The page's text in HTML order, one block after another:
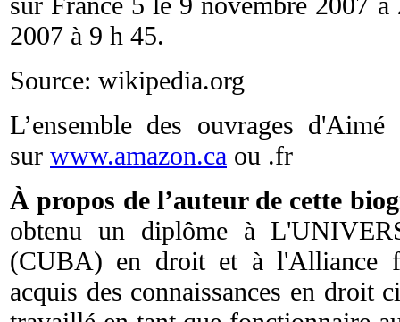
2007 à 9 h 45.
Source: wikipedia.org
L’ensemble des ouvrages
sur www.amazon.ca ou .fr
À propos de l’auteur de cette
obtenu un diplôme à
(CUBA) en droit et à l'Alliance
acquis des connaissances en droit